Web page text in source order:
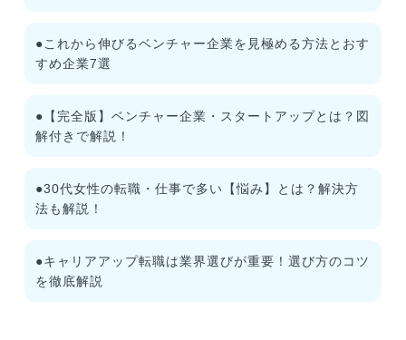
●これから伸びるベンチャー企業を見極める方法とおす
すめ企業7選
●【完全版】ベンチャー企業・スタートアップとは？図
解付きで解説！
●30代女性の転職・仕事で多い【悩み】とは？解決方
法も解説！
●キャリアアップ転職は業界選びが重要！選び方のコツ
を徹底解説